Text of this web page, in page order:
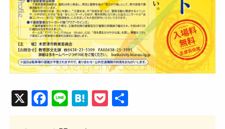
X F
a
Li
n
H
at
P
o 有